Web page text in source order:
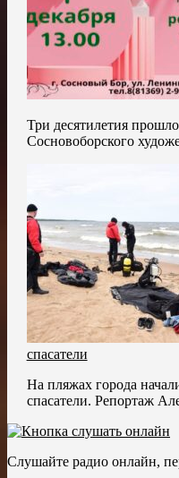
Три десятилетия
Сосновоборского
спасатели
На пляжах города
спасатели. Репортаж
Слушайте радио онлайн,